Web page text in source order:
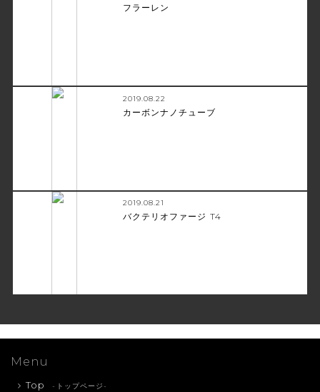
フラーレン
2019.08.22
カーボンナノチューブ
2019.08.21
バクテリオファージ T4
Menu
Top -トップページ-